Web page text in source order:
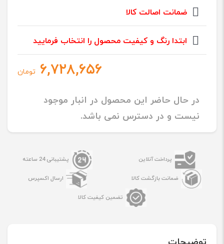
ضمانت اصالت کالا
ابتدا رنگ و کیفیت محصول را انتخاب فرمایید
۶,۷۲۸,۶۵۶ تومان
در حال حاضر این محصول در انبار موجود
نیست و در دسترس نمی باشد.
پرداخت آنلاین پشتیبانی 24 ساعته
ضمانت بازگشت کالا ارسال اکسپرس
تضمین کیفیت کالا